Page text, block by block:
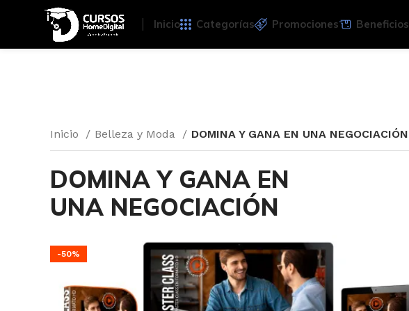
Inicio Categorías Promociones Beneficios
Inicio Belleza y Moda DOMINA Y GANA EN UNA NEGOCIACIÓN
DOMINA Y GANA EN
UNA NEGOCIACIÓN
-50%